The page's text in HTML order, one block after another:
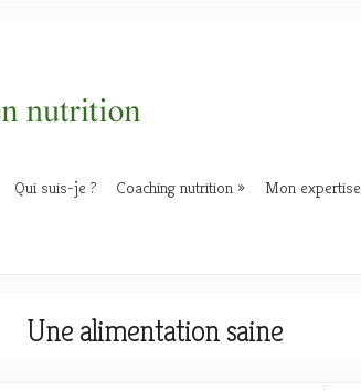
Qui suis-je ? Coaching nutrition Mon expertise
Une alimentation saine